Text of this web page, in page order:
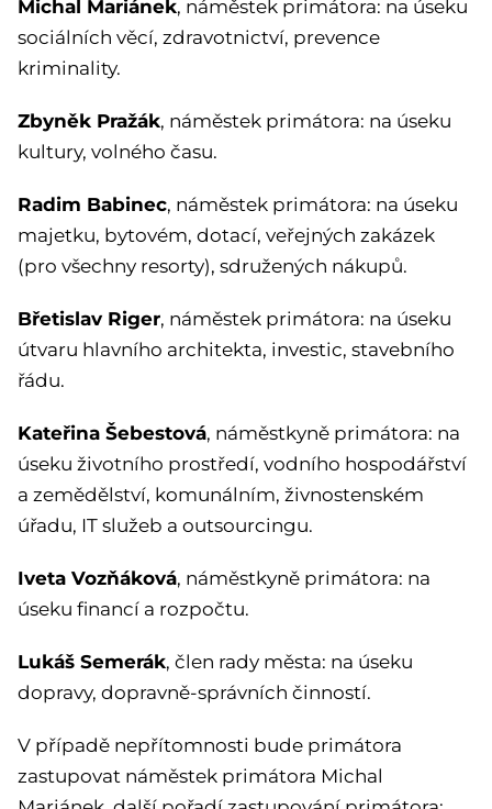
Michal Mariánek, náměstek primátora: na úseku
sociálních věcí, zdravotnictví, prevence
kriminality.
Zbyněk Pražák, náměstek primátora: na úseku
kultury, volného času.
Radim Babinec, náměstek primátora: na úseku
majetku, bytovém, dotací, veřejných zakázek
(pro všechny resorty), sdružených nákupů.
Břetislav Riger, náměstek primátora: na úseku
útvaru hlavního architekta, investic, stavebního
řádu.
Kateřina Šebestová, náměstkyně primátora: na
úseku životního prostředí, vodního hospodářství
a zemědělství, komunálním, živnostenském
úřadu, IT služeb a outsourcingu.
Iveta Vozňáková, náměstkyně primátora: na
úseku financí a rozpočtu.
Lukáš Semerák, člen rady města: na úseku
dopravy, dopravně-správních činností.
V případě nepřítomnosti bude primátora
zastupovat náměstek primátora Michal